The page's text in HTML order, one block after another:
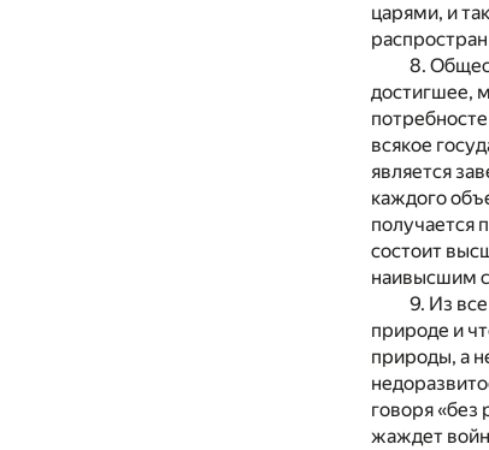
царями, и
8.
достигшее,
всякое
является
каждого
получается
состоит
наивысшим
9. Из
природе и
природы, а
говоря «без
жаждет